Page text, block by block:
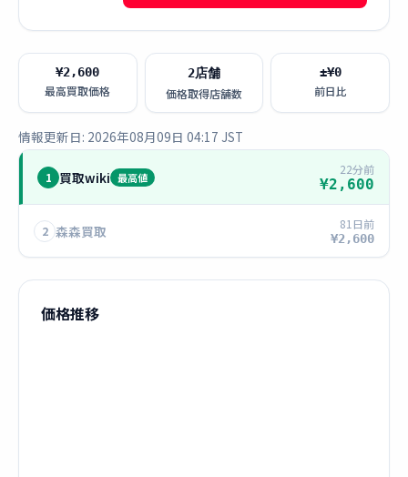
¥2,600
最高買取価格
2店舗
価格取得店舗数
±¥0
前日比
情報更新日: 2026年08月09日 04:17 JST
1 買取wiki 最高値
22分前
¥2,600
2 森森買取 81日前
¥2,600
価格推移